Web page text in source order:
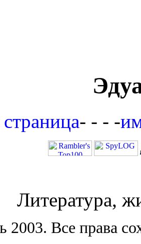
- - - -
Литература,
2003. Все